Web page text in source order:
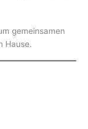
gemeinsamen
Hause.